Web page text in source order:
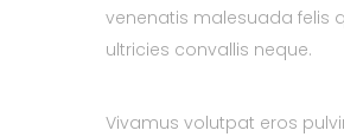
venenatis malesuada felis
ultricies convallis neque.
Vivamus volutpat eros